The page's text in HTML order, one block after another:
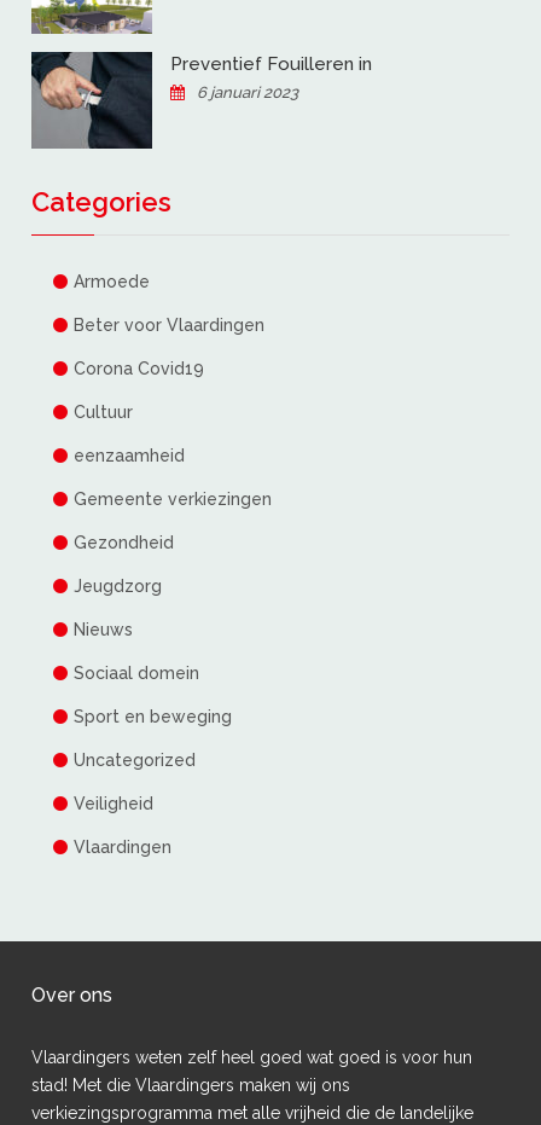
Preventief Fouilleren in
6 januari 2023
Categories
Armoede
Beter voor Vlaardingen
Corona Covid19
Cultuur
eenzaamheid
Gemeente verkiezingen
Gezondheid
Jeugdzorg
Nieuws
Sociaal domein
Sport en beweging
Uncategorized
Veiligheid
Vlaardingen
Over ons
Vlaardingers weten zelf heel goed wat goed is voor hun
stad! Met die Vlaardingers maken wij ons
verkiezingsprogramma met alle vrijheid die de landelijke